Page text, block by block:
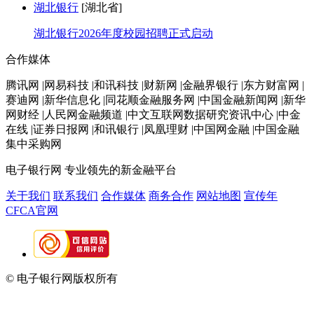
湖北银行 [湖北省]
湖北银行2026年度校园招聘正式启动
合作媒体
腾讯网 |网易科技 |和讯科技 |财新网 |金融界银行 |东方财富网 |
赛迪网 |新华信息化 |同花顺金融服务网 |中国金融新闻网 |新华
网财经 |人民网金融频道 |中文互联网数据研究资讯中心 |中金
在线 |证券日报网 |和讯银行 |凤凰理财 |中国网金融 |中国金融
集中采购网
电子银行网 专业领先的新金融平台
关于我们 联系我们 合作媒体 商务合作 网站地图 宣传年
CFCA官网
© 电子银行网版权所有